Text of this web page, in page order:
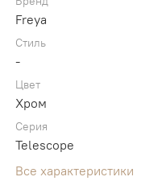
Freya
Стиль
-
Цвет
Хром
Серия
Telescope
Все характеристики